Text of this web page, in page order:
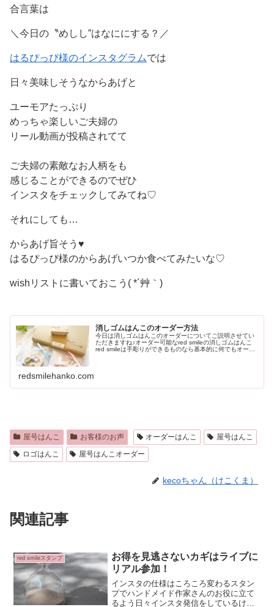
合言葉は
＼今日の〝めしし”はなににする？／
はるぴっぴ様のインスタグラムでは
日々美味しそうなからあげと
ユーモアたっぷり
めっちゃ楽しいご夫婦の
リール動画が投稿されてて
ご夫婦の素敵なお人柄をも
感じることができるのでぜひ
インスタをチェックしてみてね♡
それにしても…
からあげ旨そう♥
はるぴっぴ様のからあげいつか食べてみたいな♡
wishリストに書いておこう( *´艸｀)
消しゴムはんこのオーダー方法
今日は消しゴムはんこのオーダーについてご説明させてい
ただきますね♪オーダー可能なred smileの消しゴムはんこ
red smileは手彫りができるものなら基本的に何でもオーダ
redsmilehanko.com
屋号はんこ お客様のお声 オーダーはんこ
屋号はんこ
ロゴはんこ
屋号はんこオーダー
kecoちゃん（けこくま）
関連記事
red smileスタンプ
お得を見逃さないカギはライブに
リアル参加！
インスタの仕様はころころ変わるスタン
プでハンドメイド作家さんのお役に立て
るよう日々インスタ発信をしているけこ